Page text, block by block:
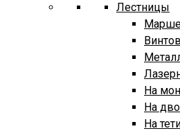
Лестницы
На
На
На